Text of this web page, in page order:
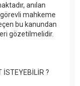
anılan
mahkeme
bu kanundan
gözetilmelidir.
İSTEYEBİLİR ?